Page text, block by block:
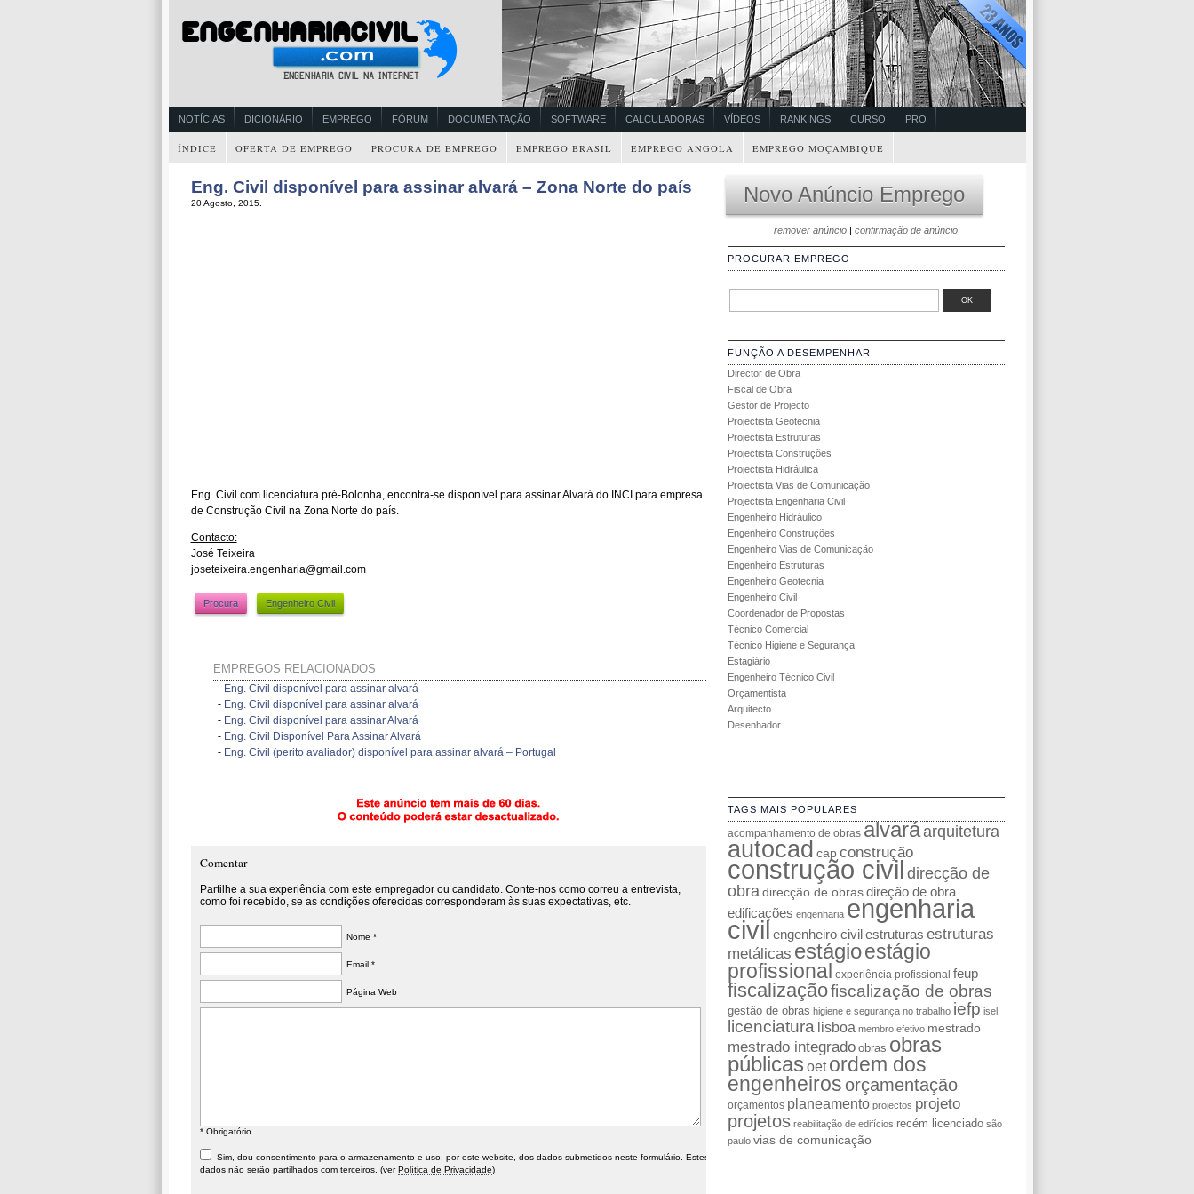
NOTÍCIAS DICIONÁRIO EMPREGO FÓRUM DOCUMENTAÇÃO SOFTWARE CALCULADORAS VÍDEOS RANKINGS CURSO PRO
ÍNDICE OFERTA DE EMPREGO PROCURA DE EMPREGO EMPREGO BRASIL EMPREGO ANGOLA EMPREGO MOÇAMBIQUE
Eng. Civil disponível para assinar alvará – Zona Norte do país
20 Agosto, 2015.
Eng. Civil com licenciatura pré-Bolonha, encontra-se disponível para assinar Alvará do INCI para empresa
de Construção Civil na Zona Norte do país.
Contacto:
José Teixeira
joseteixeira.engenharia@gmail.com
Procura Engenheiro Civil
EMPREGOS RELACIONADOS
- Eng. Civil disponível para assinar alvará
- Eng. Civil disponível para assinar alvará
- Eng. Civil disponível para assinar Alvará
- Eng. Civil Disponível Para Assinar Alvará
- Eng. Civil (perito avaliador) disponível para assinar alvará – Portugal
Comentar
Partilhe a sua experiência com este empregador ou candidato. Conte-nos como correu a entrevista,
como foi recebido, se as condições oferecidas corresponderam às suas expectativas, etc.
Nome *
Email *
Página Web
* Obrigatório
Sim, dou consentimento para o armazenamento e uso, por este website, dos dados submetidos neste formulário. Estes
dados não serão partilhados com terceiros. (verPolítica de Privacidade)
Novo Anúncio Emprego
remover anúncio | confirmação de anúncio
PROCURAR EMPREGO
FUNÇÃO A DESEMPENHAR
Director de Obra
Fiscal de Obra
Gestor de Projecto
Projectista Geotecnia
Projectista Estruturas
Projectista Construções
Projectista Hidráulica
Projectista Vias de Comunicação
Projectista Engenharia Civil
Engenheiro Hidráulico
Engenheiro Construções
Engenheiro Vias de Comunicação
Engenheiro Estruturas
Engenheiro Geotecnia
Engenheiro Civil
Coordenador de Propostas
Técnico Comercial
Técnico Higiene e Segurança
Estagiário
Engenheiro Técnico Civil
Orçamentista
Arquitecto
Desenhador
TAGS MAIS POPULARES
acompanhamento de obras alvaráarquitetura
autocad cap construção
construção civil direcção de
obra direcção de obras direção de obra
edificações engenharia engenharia
civil engenheiro civil estruturas estruturas
metálicas estágioestágio
profissional experiência profissional feup
fiscalizaçãofiscalização de obras
gestão de obras higiene e segurança no trabalho iefp isel
licenciatura lisboa membro efetivo mestrado
mestrado integrado obras obras
públicas oet ordem dos
engenheiros orçamentação
orçamentos planeamento projectos projeto
projetos reabilitação de edifícios recém licenciado são
paulo vias de comunicação